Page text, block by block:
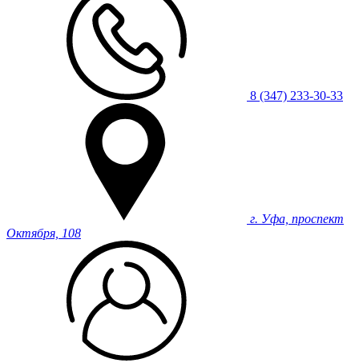
8 (347) 233-30-33
г. Уфа, проспект
Октября, 108